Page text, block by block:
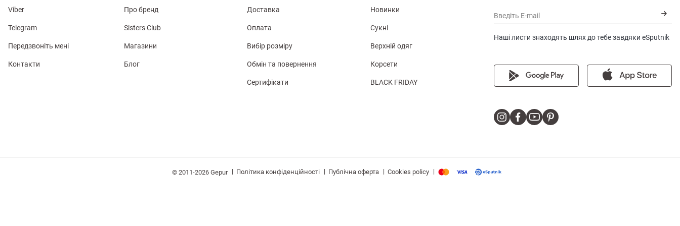
Viber
Telegram
Передзвоніть мені
Контакти
Про бренд
Sisters Club
Магазини
Блог
Доставка
Оплата
Вибір розміру
Обмін та повернення
Сертифікати
Новинки
Сукні
Верхній одяг
Корсети
BLACK FRIDAY
Введіть E-mail
Наші листи знаходять шлях до тебе завдяки eSputnik
© 2011-2026 Gepur | Політика конфіденційності | Публічна оферта | Cookies policy |